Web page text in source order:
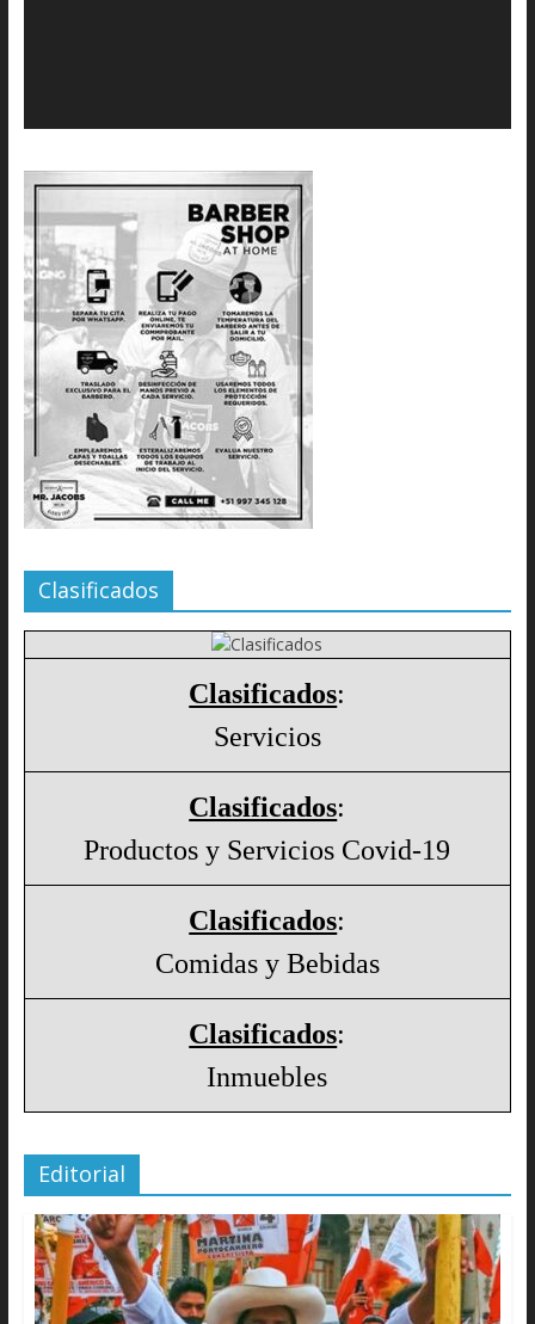
Clasificados
Clasificados:
Servicios
Clasificados:
Productos y Servicios Covid-19
Clasificados:
Comidas y Bebidas
Clasificados:
Inmuebles
Editorial